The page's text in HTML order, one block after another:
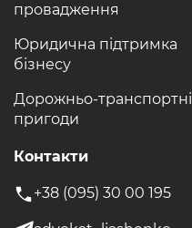
провадження
Юридична підтримка
бізнесу
Дорожньо-транспортні
пригоди
Контакти
+38 (095) 30 00 195